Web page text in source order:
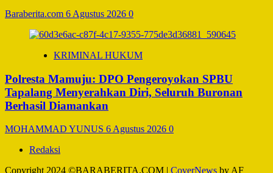
Baraberita.com 6 Agustus 2026 0
KRIMINAL HUKUM
Polresta Mamuju: DPO Pengeroyokan SPBU
Tapalang Menyerahkan Diri, Seluruh Buronan
Berhasil Diamankan
MOHAMMAD YUNUS 6 Agustus 2026 0
Redaksi
Copyright 2024 ©BARABERITA.COM | CoverNews by AF